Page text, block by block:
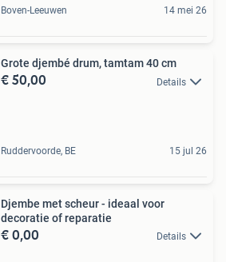
Boven-Leeuwen 14 mei 26
Grote djembé drum, tamtam 40 cm
€ 50,00 Details
Ruddervoorde, BE 15 jul 26
Djembe met scheur - ideaal voor
decoratie of reparatie
€ 0,00 Details